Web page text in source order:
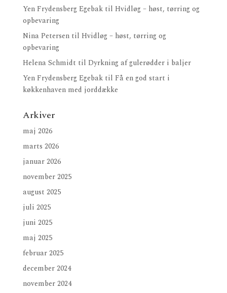
Yen Frydensberg Egebaktil Hvidløg – høst, tørring og
opbevaring
Nina Petersentil Hvidløg – høst, tørring og
opbevaring
Helena Schmidt til Dyrkning af gulerødder i baljer
Yen Frydensberg Egebaktil Få en god start i
køkkenhaven med jorddække
Arkiver
maj 2026
marts 2026
januar 2026
november 2025
august 2025
juli 2025
juni 2025
maj 2025
februar 2025
december 2024
november 2024